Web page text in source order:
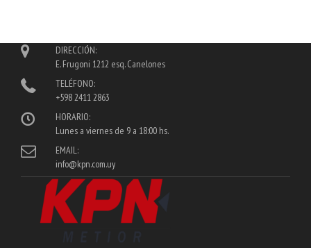
DIRECCIÓN:
E. Frugoni 1212 esq. Canelones
TELÉFONO:
+598 2411 2863
HORARIO:
Lunes a viernes de 9 a 18:00 hs.
EMAIL:
info@kpn.com.uy